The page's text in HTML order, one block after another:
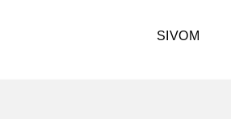
SIVOM